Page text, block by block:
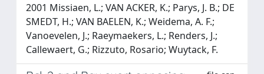
2001 Missiaen, L.; VAN ACKER, K.; Parys, J. B.; DE
SMEDT, H.; VAN BAELEN, K.; Weidema, A. F.;
Vanoevelen, J.; Raeymaekers, L.; Renders, J.;
Callewaert, G.; Rizzuto, Rosario; Wuytack, F.